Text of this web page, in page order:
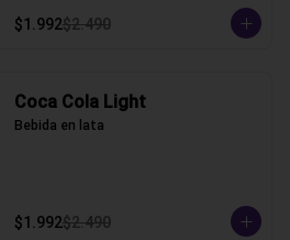
$1.992$2.490
Coca Cola Light
Bebida en lata
$1.992$2.490